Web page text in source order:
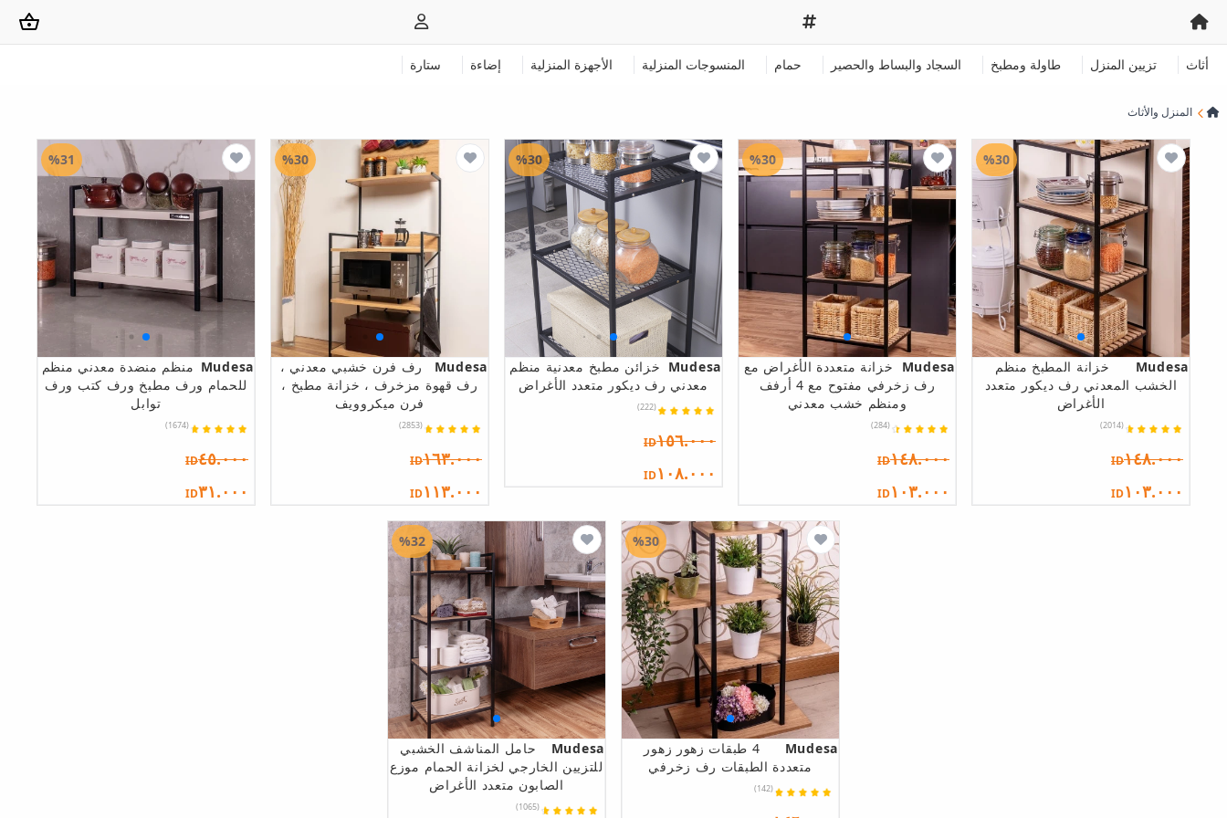
أثاث تزيين المنزل طاولة ومطبخ السجاد والبساط والحصير حمام المنسوجات المنزلية الأجهزة المنزلية إضاءة ستارة
المنزل والأثاث
Mudesa
خزانة المطبخ منظم
الخشب المعدني رف ديكور متعدد
الأغراض
(2014)
ID١٤٨.٠٠٠
ID١٠٣.٠٠٠
%30
Mudesa
خزانة متعددة الأغراض مع
رف زخرفي مفتوح مع 4 أرفف
ومنظم خشب معدني
(284)
ID١٤٨.٠٠٠
ID١٠٣.٠٠٠
%30
Mudesa خزائن مطبخ معدنية منظم
معدني رف ديكور متعدد الأغراض
(222)
ID١٥٦.٠٠٠
ID١٠٨.٠٠٠
%30
Mudesa
رف فرن خشبي معدني ،
رف قهوة مزخرف ، خزانة مطبخ ،
فرن ميكروويف
(2853)
ID١٦٣.٠٠٠
ID١١٣.٠٠٠
%30
Mudesa منظم منضدة معدني منظم
للحمام ورف مطبخ ورف كتب ورف
توابل
(1674)
ID٤٥.٠٠٠
ID٣١.٠٠٠
%31
Mudesa
4 طبقات زهور زهور
متعددة الطبقات رف زخرفي
(142)
%30
Mudesa
حامل المناشف الخشبي
للتزيين الخارجي لخزانة الحمام موزع
الصابون متعدد الأغراض
(1065)
%32